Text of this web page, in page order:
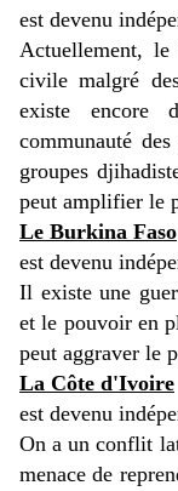
est devenu
Actuellement,
civile malgré
existe encore
communauté
groupes
peut amplifier le
Le Burkina Faso
est devenu
Il existe une
et le pouvoir en
peut aggraver le
La Côte d'Ivoire
est devenu
On a un conflit
menace de